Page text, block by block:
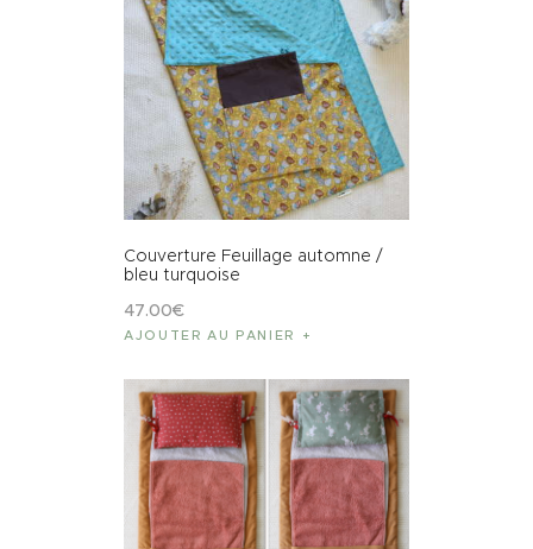
Couverture Feuillage automne /
bleu turquoise
47.00€
AJOUTER AU PANIER